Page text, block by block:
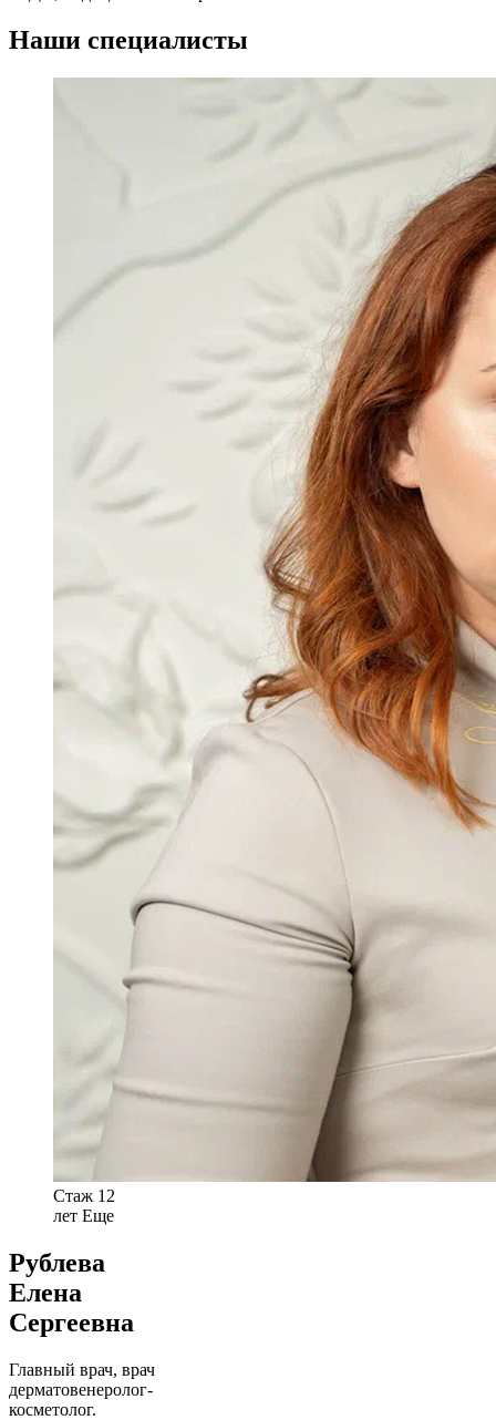
Наши специалисты
Стаж 12
лет Еще
Рублева
Елена
Сергеевна
Главный врач, врач
дерматовенеролог-
косметолог.